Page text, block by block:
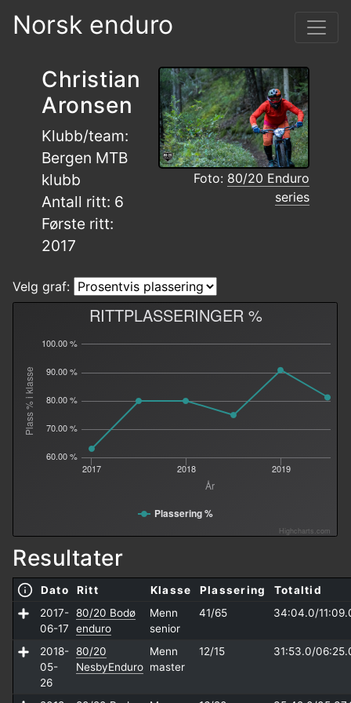
Norsk enduro
Christian
Aronsen
Klubb/team:
Bergen MTB
klubb
Antall ritt: 6
Første ritt:
2017
Foto: 80/20 Enduro
series
Velg graf:
År
Plass % i klasse
RITTPLASSERINGER %
2017 2018 2019
60.00 %
70.00 %
80.00 %
90.00 %
100.00 %
Plassering %
Highcharts.com
Resultater
Dato Ritt Klasse Plassering
Totaltid
2017-
06-17
80/20 Bodø
enduro
Menn
senior
41/65 34:04.0/
2018-
05-
26
80/20
NesbyEnduro
Menn
master
12/15 31:53.0/